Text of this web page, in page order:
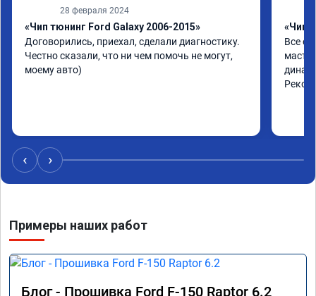
28 февраля 2024
«Чип тюнинг Ford Galaxy 2006-2015»
Договорились, приехал, сделали диагностику.
Честно сказали, что ни чем помочь не могут,
моему авто)
«Чип
Все
‹ ›
Примеры наших работ
Блог - Прошивка Ford F-150 Raptor 6.2